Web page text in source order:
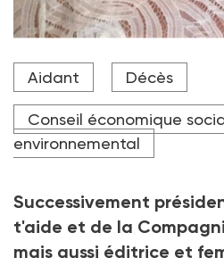
Claudie Kulak siégait au
depuis 2021, au sein du groupe
Crédit photo DR
Aidant Décès
Conseil économique
environnemental
Successivement
t'aide et de la
mais aussi éditrice et